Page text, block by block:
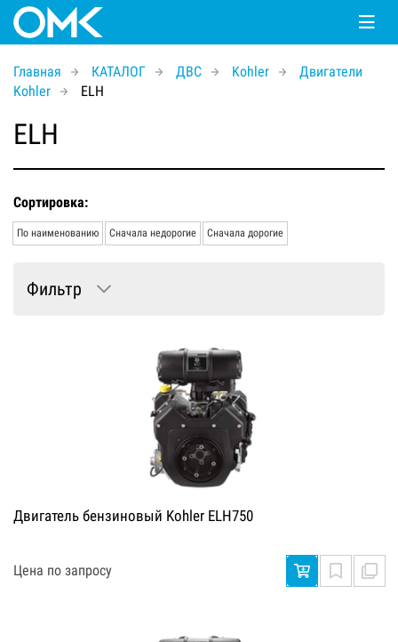
Главная КАТАЛОГ ДВС Kohler
Двигатели
Kohler
ELH
ELH
Сортировка:
По наименованию Сначала недорогие Сначала дорогие
Фильтр
Двигатель бензиновый Kohler ELH750
Цена по запросу